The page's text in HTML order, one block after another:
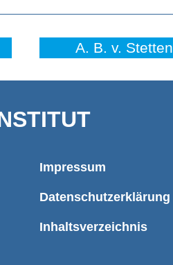
A. B. v. Stetten
Impressum
Datenschutzerklärung
Inhaltsverzeichnis